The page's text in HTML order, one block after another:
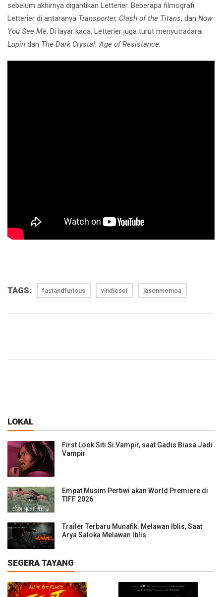
sebelum akhirnya digantikan Letterier. Beberapa filmografi
Letterier di antaranya Transporter, Clash of the Titans, dan Now
You See Me. Di layar kaca, Letterier juga turut menyutradarai
Lupin dan The Dark Crystal: Age of Resistance.
TAGS: fastandfurious vindiesel jasonmomoa
LOKAL
First Look Siti Si Vampir, saat Gadis Biasa Jadi
Vampir
Empat Musim Pertiwi akan World Premiere di
TIFF 2026
Trailer Terbaru Munafik: Melawan Iblis, Saat
Arya Saloka Melawan Iblis
SEGERA TAYANG